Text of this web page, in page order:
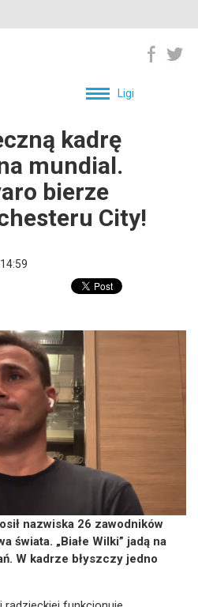
Ligi
kadrę
mundial.
bierze
City!
nazwiska 26 zawodników
świata. „Białe Wilki” jadą na
W kadrze błyszczy jedno